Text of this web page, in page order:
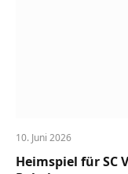
10. Juni 2026
Heimspiel für SC